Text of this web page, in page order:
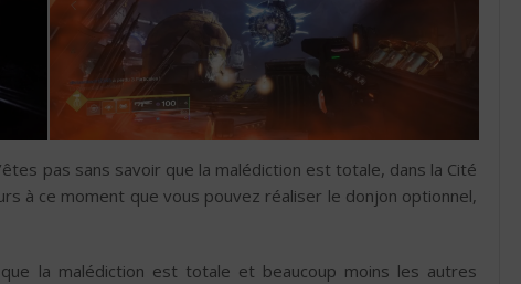
pas sans savoir que la malédiction est totale, dans la Cité
à ce moment que vous pouvez réaliser le donjon optionnel,
la malédiction est totale et beaucoup moins les autres